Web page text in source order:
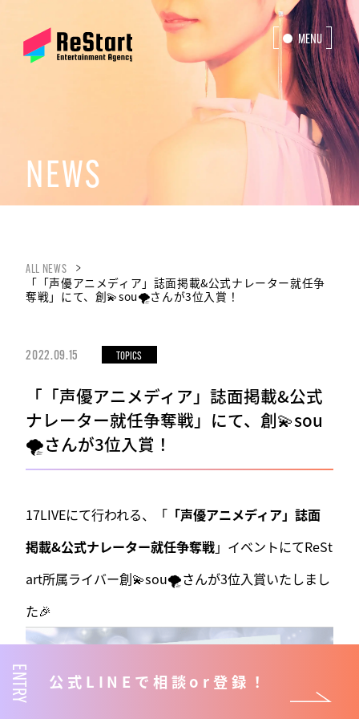
MENU
CLOSE
NEWS
ALL NEWS
「「声優アニメディア」誌面掲載&公式ナレーター就任争
奪戦」にて、創💫sou🌪さんが3位入賞！
2022.09.15 TOPICS
「「声優アニメディア」誌面掲載&公式
ナレーター就任争奪戦」にて、創💫sou
🌪さんが3位入賞！
17LIVEにて行われる、「 「声優アニメディア」誌面
掲載&公式ナレーター就任争奪戦」イベントにてReSt
art所属ライバー創💫sou🌪さんが3位入賞いたしまし
た🎉
ENTRY 公式LINEで相談or登録！